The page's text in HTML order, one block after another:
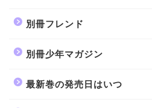
別冊フレンド
別冊少年マガジン
最新巻の発売日はいつ